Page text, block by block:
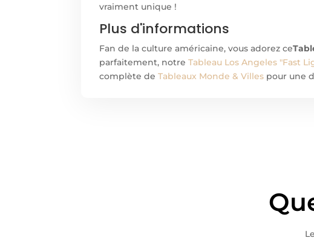
vraiment unique !
Plus d'informations
Fan de la culture américaine, vous adorez ce
parfaitement, notreTableau Los Angeles "Fast
complète deTableaux Monde & Villes pour une